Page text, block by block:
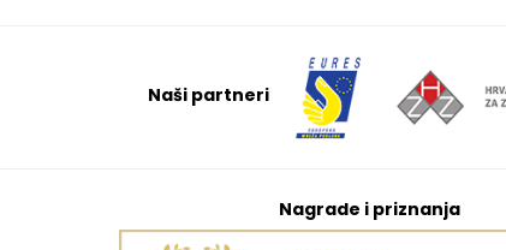
Naši partneri
Nagrade i priznanja